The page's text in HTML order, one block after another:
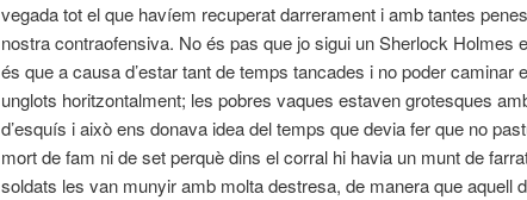
vegada tot el que havíem recuperat darrerament i amb tantes
nostra contraofensiva. No és pas que jo sigui un Sherlock Holmes
és que a causa d’estar tant de temps tancades i no poder caminar
unglots horitzontalment; les pobres vaques estaven grotesques
d’esquís i això ens donava idea del temps que devia fer que no
mort de fam ni de set perquè dins el corral hi havia un munt de
soldats les van munyir amb molta destresa, de manera que aquell